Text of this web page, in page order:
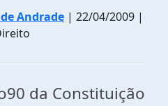
Andrade | 22/04/2009 |
da Constituição